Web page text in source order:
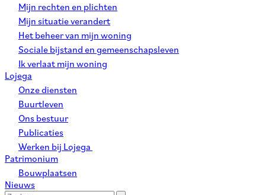
Mijn rechten en plichten
Mijn situatie verandert
Het beheer van mijn woning
Sociale bijstand en gemeenschapsleven
Ik verlaat mijn woning
Lojega
Onze diensten
Buurtleven
Ons bestuur
Publicaties
Werken bij Lojega
Patrimonium
Bouwplaatsen
Nieuws